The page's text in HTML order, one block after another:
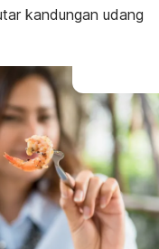
kandungan udang